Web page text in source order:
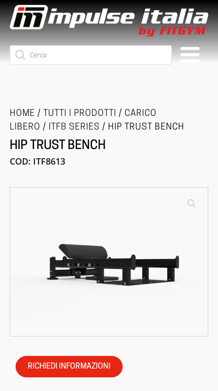
Ricerca
prodotti
HOME / TUTTI I PRODOTTI / CARICO
LIBERO / ITF8 SERIES / HIP TRUST BENCH
HIP TRUST BENCH
COD: ITF8613
RICHIEDI INFORMAZIONI